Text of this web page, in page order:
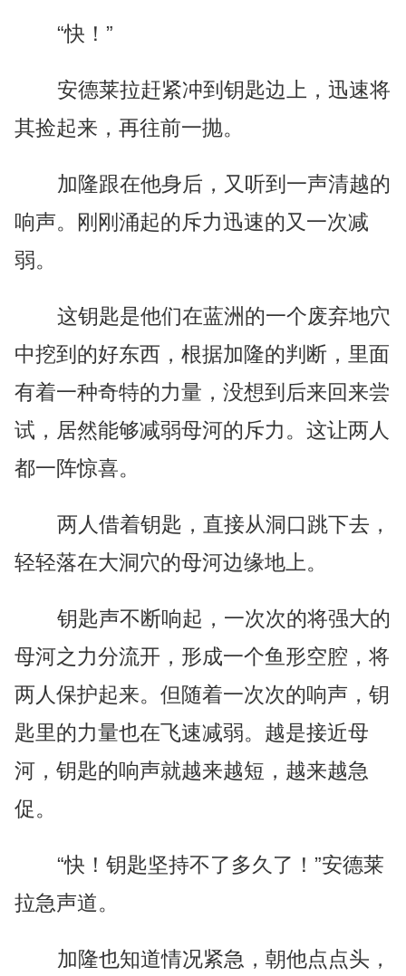
“快！”
安德莱拉赶紧冲到钥匙边上，迅速将
其捡起来，再往前一抛。
加隆跟在他身后，又听到一声清越的
响声。刚刚涌起的斥力迅速的又一次减
弱。
这钥匙是他们在蓝洲的一个废弃地穴
中挖到的好东西，根据加隆的判断，里面
有着一种奇特的力量，没想到后来回来尝
试，居然能够减弱母河的斥力。这让两人
都一阵惊喜。
两人借着钥匙，直接从洞口跳下去，
轻轻落在大洞穴的母河边缘地上。
钥匙声不断响起，一次次的将强大的
母河之力分流开，形成一个鱼形空腔，将
两人保护起来。但随着一次次的响声，钥
匙里的力量也在飞速减弱。越是接近母
河，钥匙的响声就越来越短，越来越急
促。
“快！钥匙坚持不了多久了！”安德莱
拉急声道。
加隆也知道情况紧急，朝他点点头，